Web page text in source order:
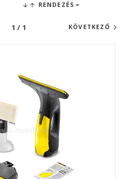
RENDEZÉS
1 / 1 KÖVETKEZŐ